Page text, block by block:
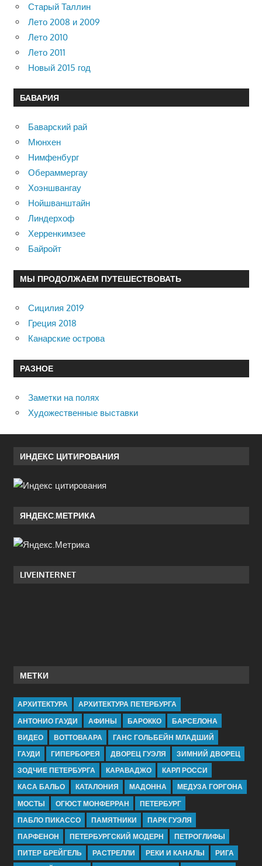
Старый Таллин
Лето 2008 и 2009
Лето 2010
Лето 2011
Новый 2015 год
БАВАРИЯ
Баварский рай
Мюнхен
Нимфенбург
Обераммергау
Хоэншвангау
Нойшванштайн
Линдерхоф
Херренкимзее
Байройт
МЫ ПРОДОЛЖАЕМ ПУТЕШЕСТВОВАТЬ
Сицилия 2019
Греция 2018
Канарские острова
РАЗНОЕ
Заметки на полях
Художественные выставки
ИНДЕКС ЦИТИРОВАНИЯ
ЯНДЕКС.МЕТРИКА
LIVEINTERNET
МЕТКИ
АРХИТЕКТУРА
АРХИТЕКТУРА ПЕТЕРБУРГА
АНТОНИО ГАУДИ
АФИНЫ БАРОККО
БАРСЕЛОНА
ВИДЕО
ВОТТОВААРА
ГАНС ГОЛЬБЕЙН МЛАДШИЙ
ГАУДИ
ГИПЕРБОРЕЯ ДВОРЕЦ ГУЭЛЯ
ЗИМНИЙ ДВОРЕЦ
ЗОДЧИЕ ПЕТЕРБУРГА
КАРАВАДЖО
КАРЛ РОССИ
КАСА БАЛЬО
КАТАЛОНИЯ МАДОННА
МЕДУЗА ГОРГОНА
МОСТЫ
ОГЮСТ МОНФЕРРАН
ПЕТЕРБУРГ
ПАБЛО ПИКАССО
ПАМЯТНИКИ
ПАРК ГУЭЛЯ
ПАРФЕНОН
ПЕТЕРБУРГСКИЙ МОДЕРН
ПЕТРОГЛИФЫ
ПИТЕР БРЕЙГЕЛЬ
РАСТРЕЛЛИ РЕКИ И КАНАЛЫ
РИГА